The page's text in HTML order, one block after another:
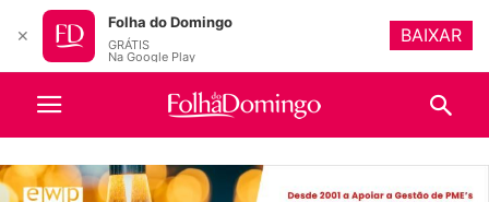
✕
Folha do Domingo
GRÁTIS
Na Google Play
BAIXAR